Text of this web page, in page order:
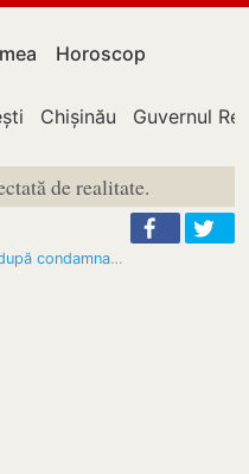
Horoscop
Chișinău Guvernul
de realitate.
Ce se întâmplă în Găgăuzia, după condamnarea Evgheniei Guțul? Sirkeli:…